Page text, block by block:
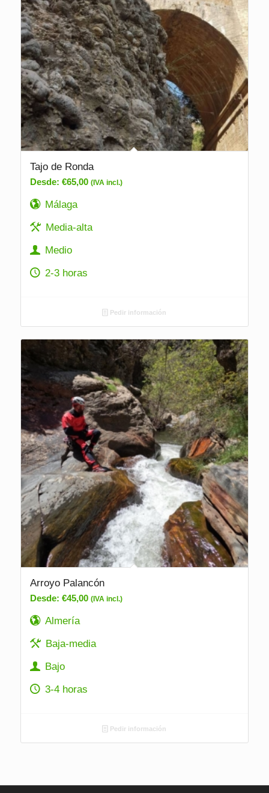
Tajo de Ronda
Desde: €65,00 (IVA incl.)
Málaga
Media-alta
Medio
2-3 horas
Pedir información
Arroyo Palancón
Desde: €45,00 (IVA incl.)
Almería
Baja-media
Bajo
3-4 horas
Pedir información